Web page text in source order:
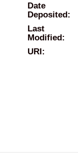
Date
Deposited:
Last
Modified:
URI: